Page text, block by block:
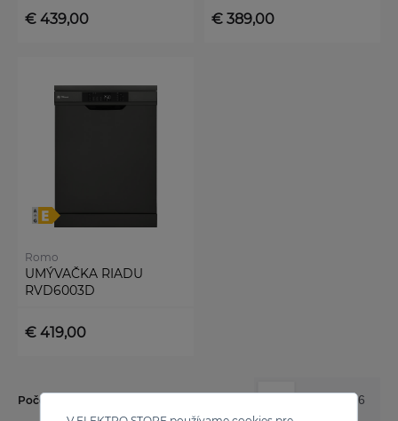
€ 439,00 € 389,00
Romo
UMÝVAČKA RIADU
RVD6003D
€ 419,00
Počet výsledkov na stránku: 36